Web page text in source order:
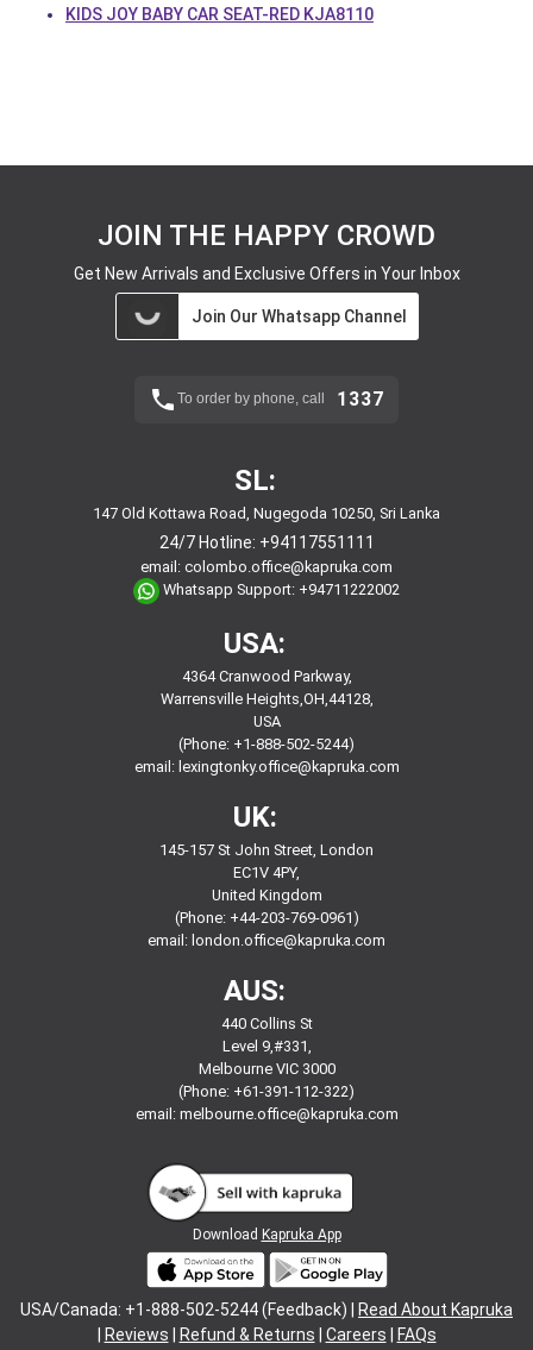
KIDS JOY BABY CAR SEAT-RED KJA8110
JOIN THE HAPPY CROWD
Get New Arrivals and Exclusive Offers in Your Inbox
Join Our Whatsapp Channel
To order by phone, call 1337
SL:
147 Old Kottawa Road, Nugegoda 10250, Sri Lanka
24/7 Hotline: +94117551111
email: colombo.office@kapruka.com
Whatsapp Support: +94711222002
USA:
4364 Cranwood Parkway,
Warrensville Heights,OH,44128,
USA
(Phone: +1-888-502-5244)
email: lexingtonky.office@kapruka.com
UK:
145-157 St John Street, London
EC1V 4PY,
United Kingdom
(Phone: +44-203-769-0961)
email: london.office@kapruka.com
AUS:
440 Collins St
Level 9,#331,
Melbourne VIC 3000
(Phone: +61-391-112-322)
email: melbourne.office@kapruka.com
Download Kapruka App
USA/Canada: +1-888-502-5244 (Feedback) |
Read About Kapruka
Reviews Refund & Returns Careers FAQs